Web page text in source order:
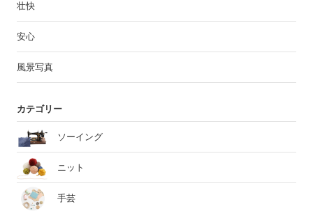
壮快
安心
風景写真
カテゴリー
ソーイング
ニット
手芸